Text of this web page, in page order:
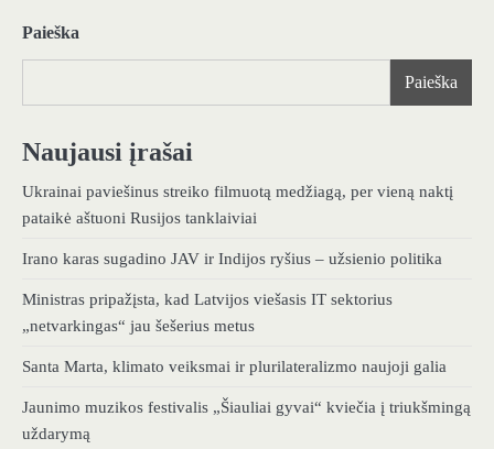
Paieška
Paieška
Naujausi įrašai
Ukrainai paviešinus streiko filmuotą medžiagą, per vieną naktį
pataikė aštuoni Rusijos tanklaiviai
Irano karas sugadino JAV ir Indijos ryšius – užsienio politika
Ministras pripažįsta, kad Latvijos viešasis IT sektorius
„netvarkingas“ jau šešerius metus
Santa Marta, klimato veiksmai ir plurilateralizmo naujoji galia
Jaunimo muzikos festivalis „Šiauliai gyvai“ kviečia į triukšmingą
uždarymą